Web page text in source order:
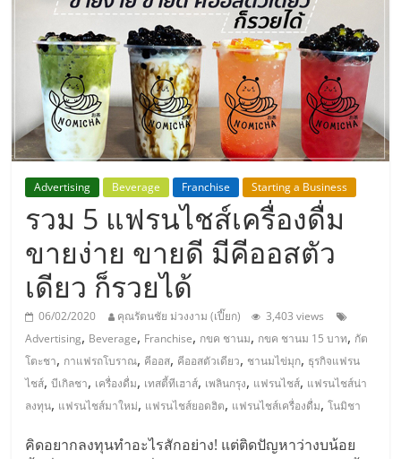
แห่ง
ประเทศไทย,
ThaiSMEsCenter,
รวม
ธุรกิจ
เอ
ส
เอ็
มอี
Advertising Beverage Franchise Starting a Business
รวม 5 แฟรนไชส์เครื่องดื่ม
ขายง่าย ขายดี มีคีออสตัว
เดียว ก็รวยได้
06/02/2020 คุณรัตนชัย ม่วงงาม (เปี๊ยก)
3,403 views
Advertising, Beverage, Franchise, กขค ชานม, กขค ชานม 15 บาท, กัต
โตะชา, กาแฟรถโบราณ, คีออส, คีออสตัวเดียว, ชานมไข่มุก, ธุรกิจแฟรน
ไชส์,บีเกิลชา, เครื่องดื่ม, เทสตี้ทีเฮาส์, เพลินกรุง, แฟรนไชส์, แฟรนไชส์น่า
ลงทุน, แฟรนไชส์มาใหม่, แฟรนไชส์ยอดฮิต, แฟรนไชส์เครื่องดื่ม,โนมิชา
คิดอยากลงทุนทำอะไรสักอย่าง! แต่ติดปัญหาว่างบน้อย